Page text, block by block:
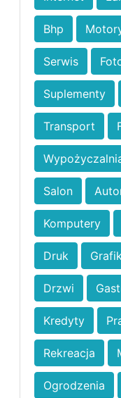
Bhp
Serwis
Suplementy
Transport
Salon
Komputery
Druk
Drzwi
Kredyty
Rekreacja
Ogrodzenia